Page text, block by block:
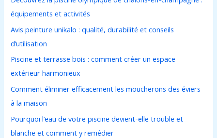
c
h
e
r
:
équipements et activités
Avis peinture unikalo : qualité, durabilité et conseils
d’utilisation
Piscine et terrasse bois : comment créer un espace
extérieur harmonieux
Comment éliminer efficacement les moucherons des éviers
à la maison
Pourquoi l’eau de votre piscine devient-elle trouble et
blanche et comment y remédier